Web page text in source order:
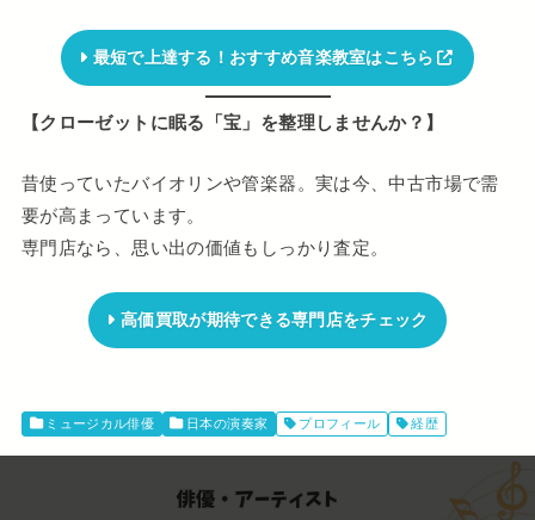
最短で上達する！おすすめ音楽教室はこちら
【クローゼットに眠る「宝」を整理しませんか？】
昔使っていたバイオリンや管楽器。実は今、中古市場で需
要が高まっています。
専門店なら、思い出の価値もしっかり査定。
高価買取が期待できる専門店をチェック
ミュージカル俳優 日本の演奏家 プロフィール 経歴